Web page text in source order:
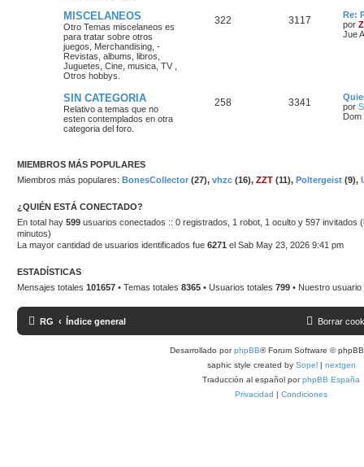
MISCELANEOS
Otro Temas miscelaneos es
para tratar sobre otros
juegos, Merchandising, -
Revistas, albums, libros,
Juguetes, Cine, musica, TV ,
Otros hobbys.
322 3117
Re:
por
Jue
SIN CATEGORIA
Relativo a temas que no
esten contemplados en otra
categoria del foro.
258 3341
por
Dom
MIEMBROS MÁS POPULARES
Miembros más populares: BonesCollector (27), vhzc (16), ZZT (11), Poltergeist (9),
¿QUIÉN ESTÁ CONECTADO?
En total hay 599 usuarios conectados :: 0 registrados, 1 robot, 1 oculto y 597 invitados
minutos)
La mayor cantidad de usuarios identificados fue 6271 el Sab May 23, 2026 9:41 pm
ESTADÍSTICAS
Mensajes totales 101657 • Temas totales 8365 • Usuarios totales 799 • Nuestro
RG Índice general Borrar
Desarrollado porphpBB® Forum Software ©
saphic style created by Sopel| nextgen
Traducción al español porphpBB España
Privacidad | Condiciones